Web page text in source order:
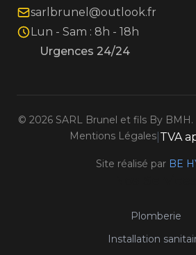
sarlbrunel@outlook.fr
Lun - Sam : 8h - 18h
Urgences 24/24
© 2026SARL Brunel et fils By BMH.
Mentions Légales| TVA
Site réalisé par BE
Plomberie
Installation